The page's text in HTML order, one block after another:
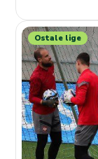
promeni
Ostale lige